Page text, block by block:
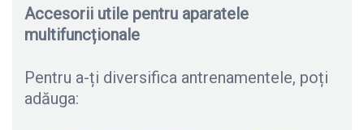
Accesorii utile pentru aparatele
multifuncționale
Pentru a-ți diversifica antrenamentele, poți
adăuga: